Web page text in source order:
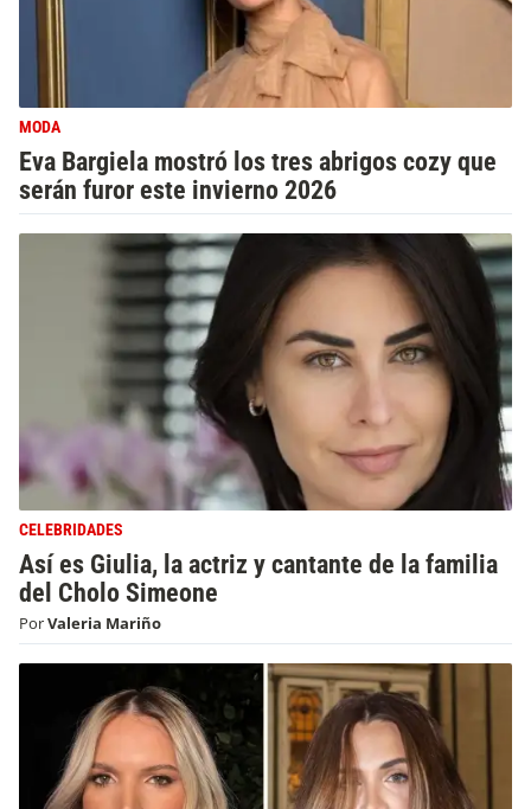
MODA
Eva Bargiela mostró los tres abrigos cozy que
serán furor este invierno 2026
CELEBRIDADES
Así es Giulia, la actriz y cantante de la familia
del Cholo Simeone
PorValeria Mariño